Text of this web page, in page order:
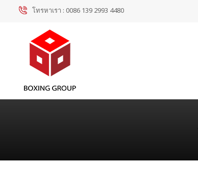
โทรหาเรา : 0086 139 2993 4480